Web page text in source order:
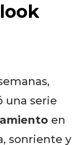
una serie
en
sonriente y